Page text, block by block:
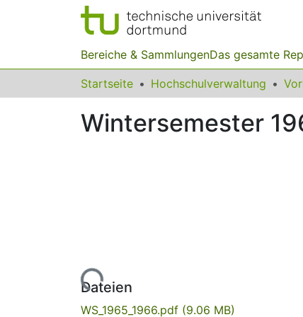
Bereiche & SammlungenDas gesamte
Startseite Hochschulverwaltung
Wintersemester
Lade...
Dateien
WS_1965_1966.pdf (9.06 MB)